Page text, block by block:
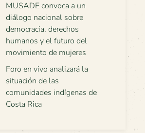
MUSADE convoca a un
diálogo nacional sobre
democracia, derechos
humanos y el futuro del
movimiento de mujeres
Foro en vivo analizará la
situación de las
comunidades indígenas de
Costa Rica